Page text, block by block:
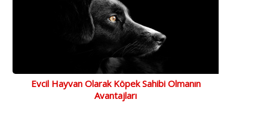
Evcil Hayvan Olarak Köpek Sahibi Olmanın
Avantajları